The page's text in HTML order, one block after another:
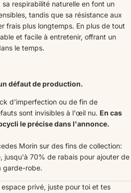
respirabilité naturelle en font un
tandis que sa résistance aux
frais plus longtemps. En plus de tout
et facile à entretenir, offrant un
le temps.
défaut de production.
d'imperfection ou de fin de
sont invisibles à l'œil nu. En cas
le précise dans l'annonce.
Morin sur des fins de collection:
jusqu'à 70% de rabais pour ajouter de
garde-robe.
privé, juste pour toi et tes